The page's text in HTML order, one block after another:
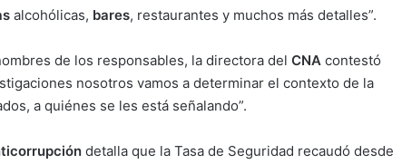
alcohólicas, bares, restaurantes y muchos más detalles”.
de los responsables, la directora del CNA contestó
nosotros vamos a determinar el contexto de la
a quiénes se les está señalando”.
detalla que la Tasa de Seguridad recaudó desde